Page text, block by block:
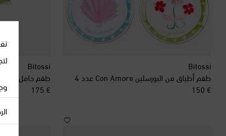
Bitossi
طقم أطباق من البورسلين Con Amore عدد 4
€ 150
original price
Bitossi
طقم حامل شموع عدد 2 من
€ 175
original price